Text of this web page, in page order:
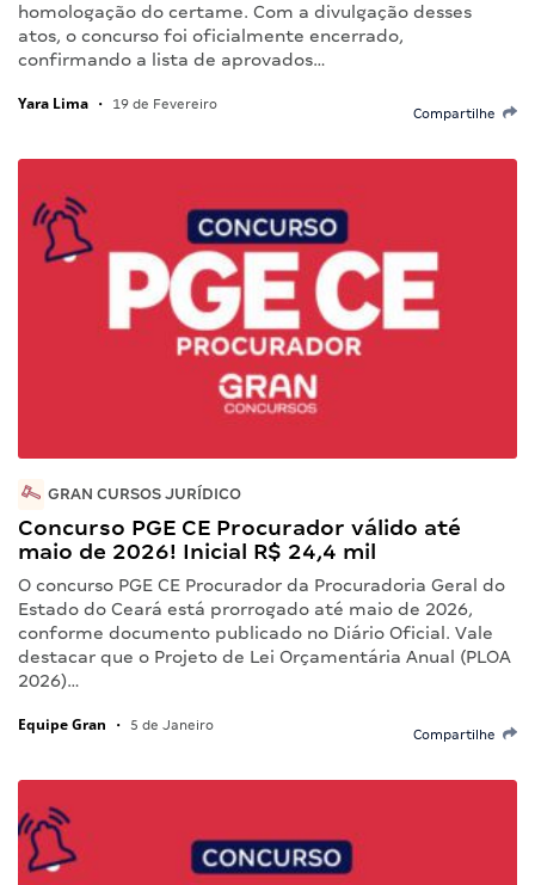
homologação do certame. Com a divulgação desses
atos, o concurso foi oficialmente encerrado,
confirmando a lista de aprovados…
Yara Lima • 19 de Fevereiro
Compartilhe
GRAN CURSOS JURÍDICO
Concurso PGE CE Procurador válido até
maio de 2026! Inicial R$ 24,4 mil
O concurso PGE CE Procurador da Procuradoria Geral do
Estado do Ceará está prorrogado até maio de 2026,
conforme documento publicado no Diário Oficial. Vale
destacar que o Projeto de Lei Orçamentária Anual (PLOA
2026)…
Equipe Gran • 5 de Janeiro
Compartilhe